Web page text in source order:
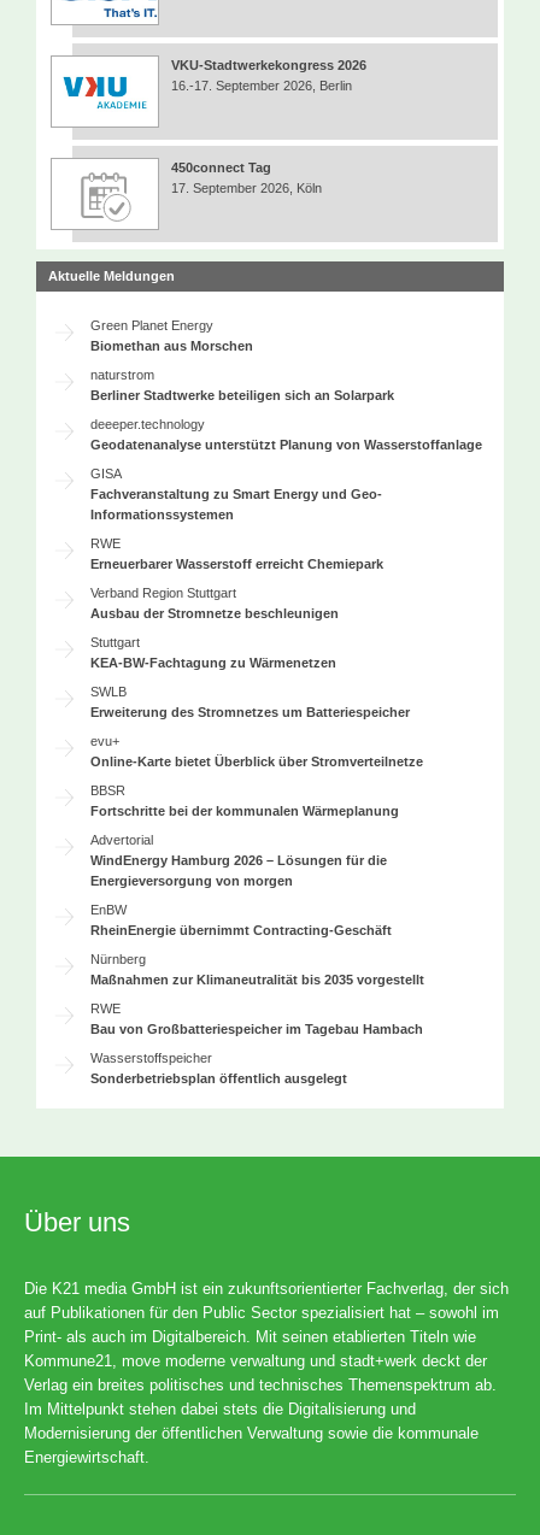
VKU-Stadtwerkekongress 2026
16.-17. September 2026, Berlin
450connect Tag
17. September 2026, Köln
Aktuelle Meldungen
Green Planet Energy
Biomethan aus Morschen
naturstrom
Berliner Stadtwerke beteiligen sich an Solarpark
deeeper.technology
Geodatenanalyse unterstützt Planung von Wasserstoffanlage
GISA
Fachveranstaltung zu Smart Energy und Geo-
Informationssystemen
RWE
Erneuerbarer Wasserstoff erreicht Chemiepark
Verband Region Stuttgart
Ausbau der Stromnetze beschleunigen
Stuttgart
KEA-BW-Fachtagung zu Wärmenetzen
SWLB
Erweiterung des Stromnetzes um Batteriespeicher
evu+
Online-Karte bietet Überblick über Stromverteilnetze
BBSR
Fortschritte bei der kommunalen Wärmeplanung
Advertorial
WindEnergy Hamburg 2026 – Lösungen für die
Energieversorgung von morgen
EnBW
RheinEnergie übernimmt Contracting-Geschäft
Nürnberg
Maßnahmen zur Klimaneutralität bis 2035 vorgestellt
RWE
Bau von Großbatteriespeicher im Tagebau Hambach
Wasserstoffspeicher
Sonderbetriebsplan öffentlich ausgelegt
Über uns
Die K21 media GmbH ist ein zukunftsorientierter Fachverlag, der sich
auf Publikationen für den Public Sector spezialisiert hat – sowohl im
Print- als auch im Digitalbereich. Mit seinen etablierten Titeln wie
Kommune21, move moderne verwaltung und stadt+werk deckt der
Verlag ein breites politisches und technisches Themenspektrum ab.
Im Mittelpunkt stehen dabei stets die Digitalisierung und
Modernisierung der öffentlichen Verwaltung sowie die kommunale
Energiewirtschaft.